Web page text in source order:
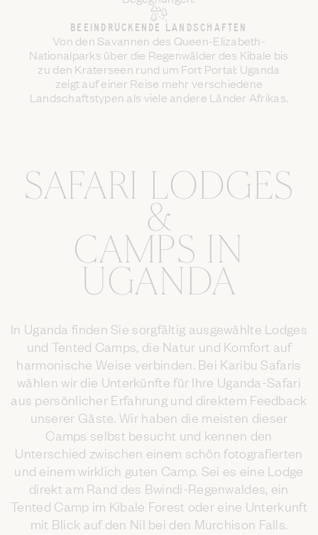
BEEINDRUCKENDE LANDSCHAFTEN
Von den Savannen des Queen-Elizabeth-
Nationalparks über die Regenwälder des Kibale bis
zu den Kraterseen rund um Fort Portal: Uganda
zeigt auf einer Reise mehr verschiedene
Landschaftstypen als viele andere Länder Afrikas.
SAFARI LODGES
&
CAMPS IN
UGANDA
In Uganda finden Sie sorgfältig ausgewählte Lodges
und Tented Camps, die Natur und Komfort auf
harmonische Weise verbinden. Bei Karibu Safaris
wählen wir die Unterkünfte für Ihre Uganda-Safari
aus persönlicher Erfahrung und direktem Feedback
unserer Gäste. Wir haben die meisten dieser
Camps selbst besucht und kennen den
Unterschied zwischen einem schön fotografierten
und einem wirklich guten Camp. Sei es eine Lodge
direkt am Rand des Bwindi-Regenwaldes, ein
Tented Camp im Kibale Forest oder eine Unterkunft
mit Blick auf den Nil bei den Murchison Falls.